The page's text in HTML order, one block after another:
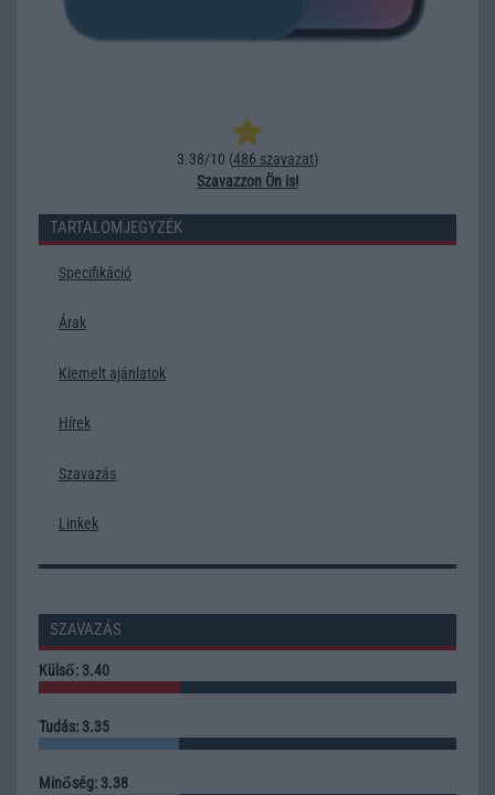
3.38/10 (486 szavazat)
Szavazzon Ön is!
TARTALOMJEGYZÉK
Specifikáció
Árak
Kiemelt ajánlatok
Hírek
Szavazás
Linkek
SZAVAZÁS
Külső: 3.40
Tudás: 3.35
Minőség: 3.38